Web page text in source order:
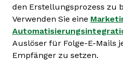
den Erstellungsprozess zu
Verwenden Sie eine
Auslöser für Folge-E-Mails
Empfänger zu setzen.